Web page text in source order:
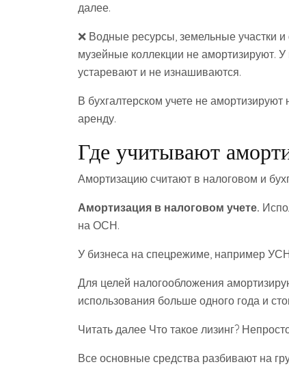
далее.
❌ Водные ресурсы, земельные участки
музейные коллекции не амортизируют.
устаревают и не изнашиваются.
В бухгалтерском учете не
аренду.
Где учитывают
Амортизацию считают в налоговом и
Амортизация в налоговом учете.
на ОСН.
У бизнеса на спецрежиме, например
Для целей налогообложения
использования больше одного года и
Читать далее Что такое лизинг?
Все основные средства разбивают на